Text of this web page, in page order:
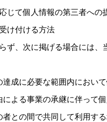
じて個人情報の第三者への
け付ける方法
ず、次に掲げる場合には
達成に必要な範囲内におい
による事業の承継に伴って
との間で共同して利用す